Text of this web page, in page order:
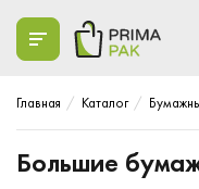
Главная Каталог
Большие